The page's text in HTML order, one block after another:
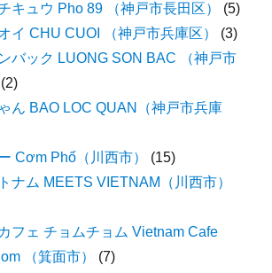
キュウ Pho 89 （神戸市長田区）
(5)
イ CHU CUOI （神戸市兵庫区）
(3)
バック LUONG SON BAC （神戸市
(2)
ん BAO LOC QUAN（神戸市兵庫
Cơm Phố（川西市）
(15)
ナム MEETS VIETNAM（川西市）
フェ チョムチョム Vietnam Cafe
（箕面市）
(7)